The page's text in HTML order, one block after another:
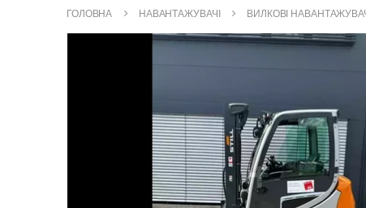
ГОЛОВНА НАВАНТАЖУВАЧІ ВИЛКОВІ